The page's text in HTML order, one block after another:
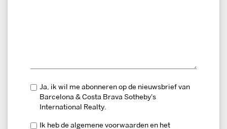
Ja, ik wil me abonneren op de nieuwsbrief van
Barcelona & Costa Brava Sotheby's
International Realty.
Ik heb de algemene voorwaarden en het